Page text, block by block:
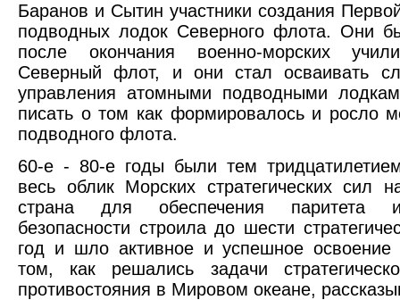
Баранов и Сытин участники создания
подводных лодок Северного флота. Они
после окончания военно-морских
Северный флот, и они стал осваивать
управления атомными подводными
писать о том как формировалось и росло
подводного флота.
60-е - 80-е годы были тем
весь облик Морских стратегических сил
страна для обеспечения паритета и
безопасности строила до шести
год и шло активное и успешное
том, как решались задачи
противостояния в Мировом океане,